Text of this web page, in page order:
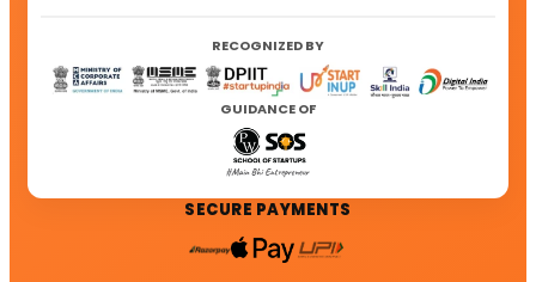
RECOGNIZED BY
GUIDANCE OF
SECURE PAYMENTS